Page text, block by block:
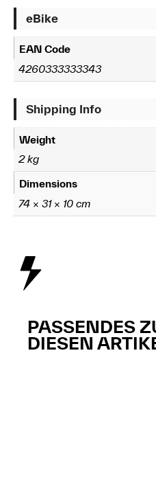
eBike
EAN Code
4260333333343
Shipping Info
Weight
2 kg
Dimensions
74 × 31 × 10 cm
PASSENDES
DIESEN